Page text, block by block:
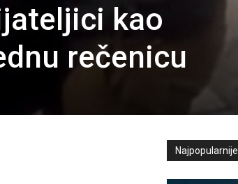
kao
rečenicu
Najpopularnije